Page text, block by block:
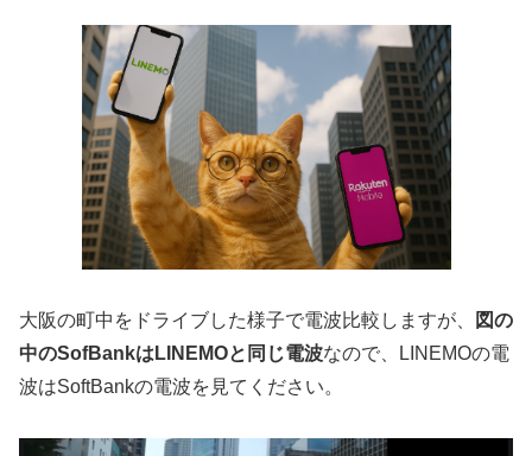
大阪の町中をドライブした様子で電波比較しますが、
図の
中のSofBankはLINEMOと同じ電波なので、LINEMOの電
波はSoftBankの電波を見てください。